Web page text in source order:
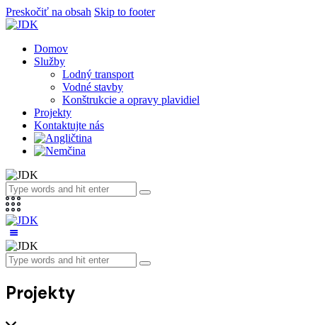
Preskočiť na obsah Skip to footer
Domov
Služby
Lodný transport
Vodné stavby
Konštrukcie a opravy plavidiel
Projekty
Kontaktujte nás
Projekty